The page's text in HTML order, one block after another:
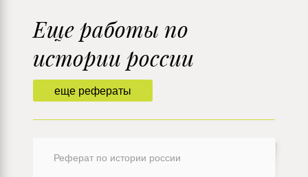
еще рефераты
Еще работы по
истории россии
Реферат по истории россии